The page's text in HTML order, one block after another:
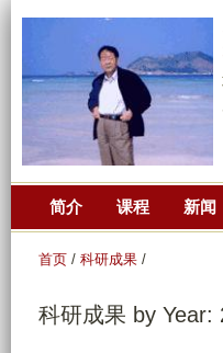
简介 课程 新闻
首页 / 科研成果 /
科研成果 by Year: